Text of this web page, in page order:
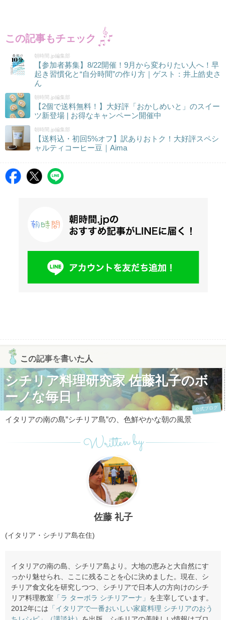
この記事もチェック
朝時間.jp編集部
【参加者募集】8/22開催！9月から変わりたい人へ！早
起き習慣化と“自分時間”の作り方｜ゲスト：井上皓史さ
ん
朝時間.jp編集部
【2個で送料無料！】大好評「おかしめいと」のスイー
ツ新登場 | お得なキャンペーン開催中
朝時間.jp編集部
【送料込・初回5%オフ】訳ありおトク！大好評スペシ
ャルティコーヒー豆｜Aima
この記事を書いた人
シチリア料理研究家 佐藤礼子のボ
ーノな毎日！
公式ブログ
イタリアの南の島”シチリア島”の、色鮮やかな朝の風景
Written by
佐藤 礼子
(イタリア・シチリア島在住)
イタリアの南の島、シチリア島より。大地の恵みと大自然にす
っかり魅せられ、ここに残ることを心に決めました。現在、シ
チリア食文化を研究しつつ、シチリアで日本人の方向けのシチ
リア料理教室 「ラ ターボラ シチリアーナ」 を主宰しています。
2012年には 「イタリアで一番おいしい家庭料理 シチリアのおう